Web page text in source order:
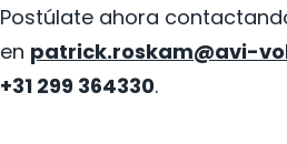
Postúlate ahora
en patrick.roskam@avi-
+31 299 364330.